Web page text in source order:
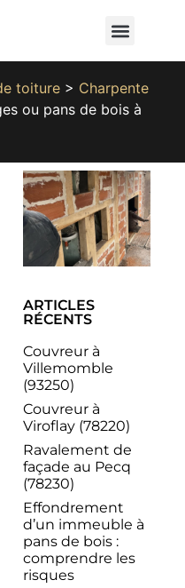
toiture> Charpente
ou pans de bois à
ARTICLES
RÉCENTS
Couvreur à
Villemomble
(93250)
Couvreur à
Viroflay (78220)
Ravalement de
façade au Pecq
(78230)
Effondrement
d’un immeuble à
pans de bois :
comprendre les
risques